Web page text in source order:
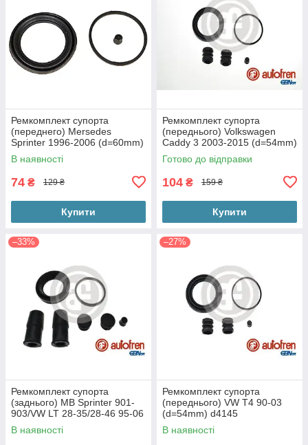
Ремкомплект супорта
(переднего) Mersedes
Sprinter 1996-2006 (d=60mm)
Мерседес Спринтер
В наявності
74 ₴ 129 ₴
Купити
Ремкомплект супорта
(переднього) Volkswagen
Caddy 3 2003-2015 (d=54mm)
Фольксваген Кадді Lucas
D4073
Готово до відправки
104 ₴ 159 ₴
Купити
–33%
Ремкомплект супорта
(заднього) MB Sprinter 901-
903/VW LT 28-35/28-46 95-06
(d=45mm) (Ate) d4381
В наявності
–27%
Ремкомплект супорта
(переднього) VW T4 90-03
(d=54mm) d4145
В наявності